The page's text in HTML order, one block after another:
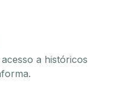
a históricos